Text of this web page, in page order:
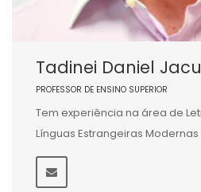
Tadinei Daniel
PROFESSOR DE ENSINO SUPERIOR
Tem experiência na área de
Línguas Estrangeiras